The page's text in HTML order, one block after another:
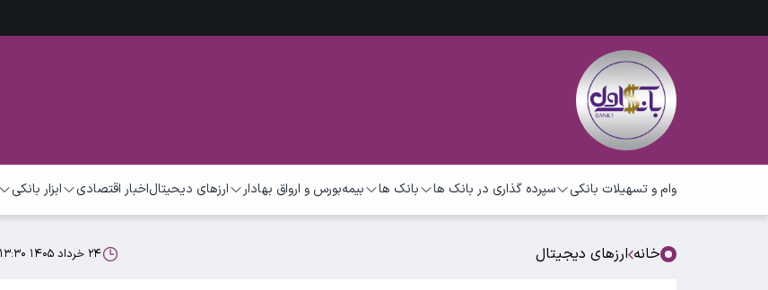
وام و تسهیلات بانکی سپرده گذاری در بانک ها بانک ها بیمهبورس و ارواق بهادار ارزهای دیحیتالاخبار اقتصادی ابزار بانکی
خانه ارزهای دیجیتال ۲۴ خرداد ۱۴۰۵ ۱۳:۳۰